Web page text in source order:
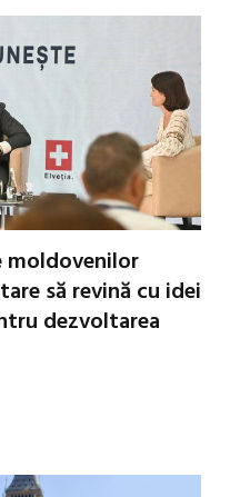
moldovenilor
să revină cu idei
dezvoltarea